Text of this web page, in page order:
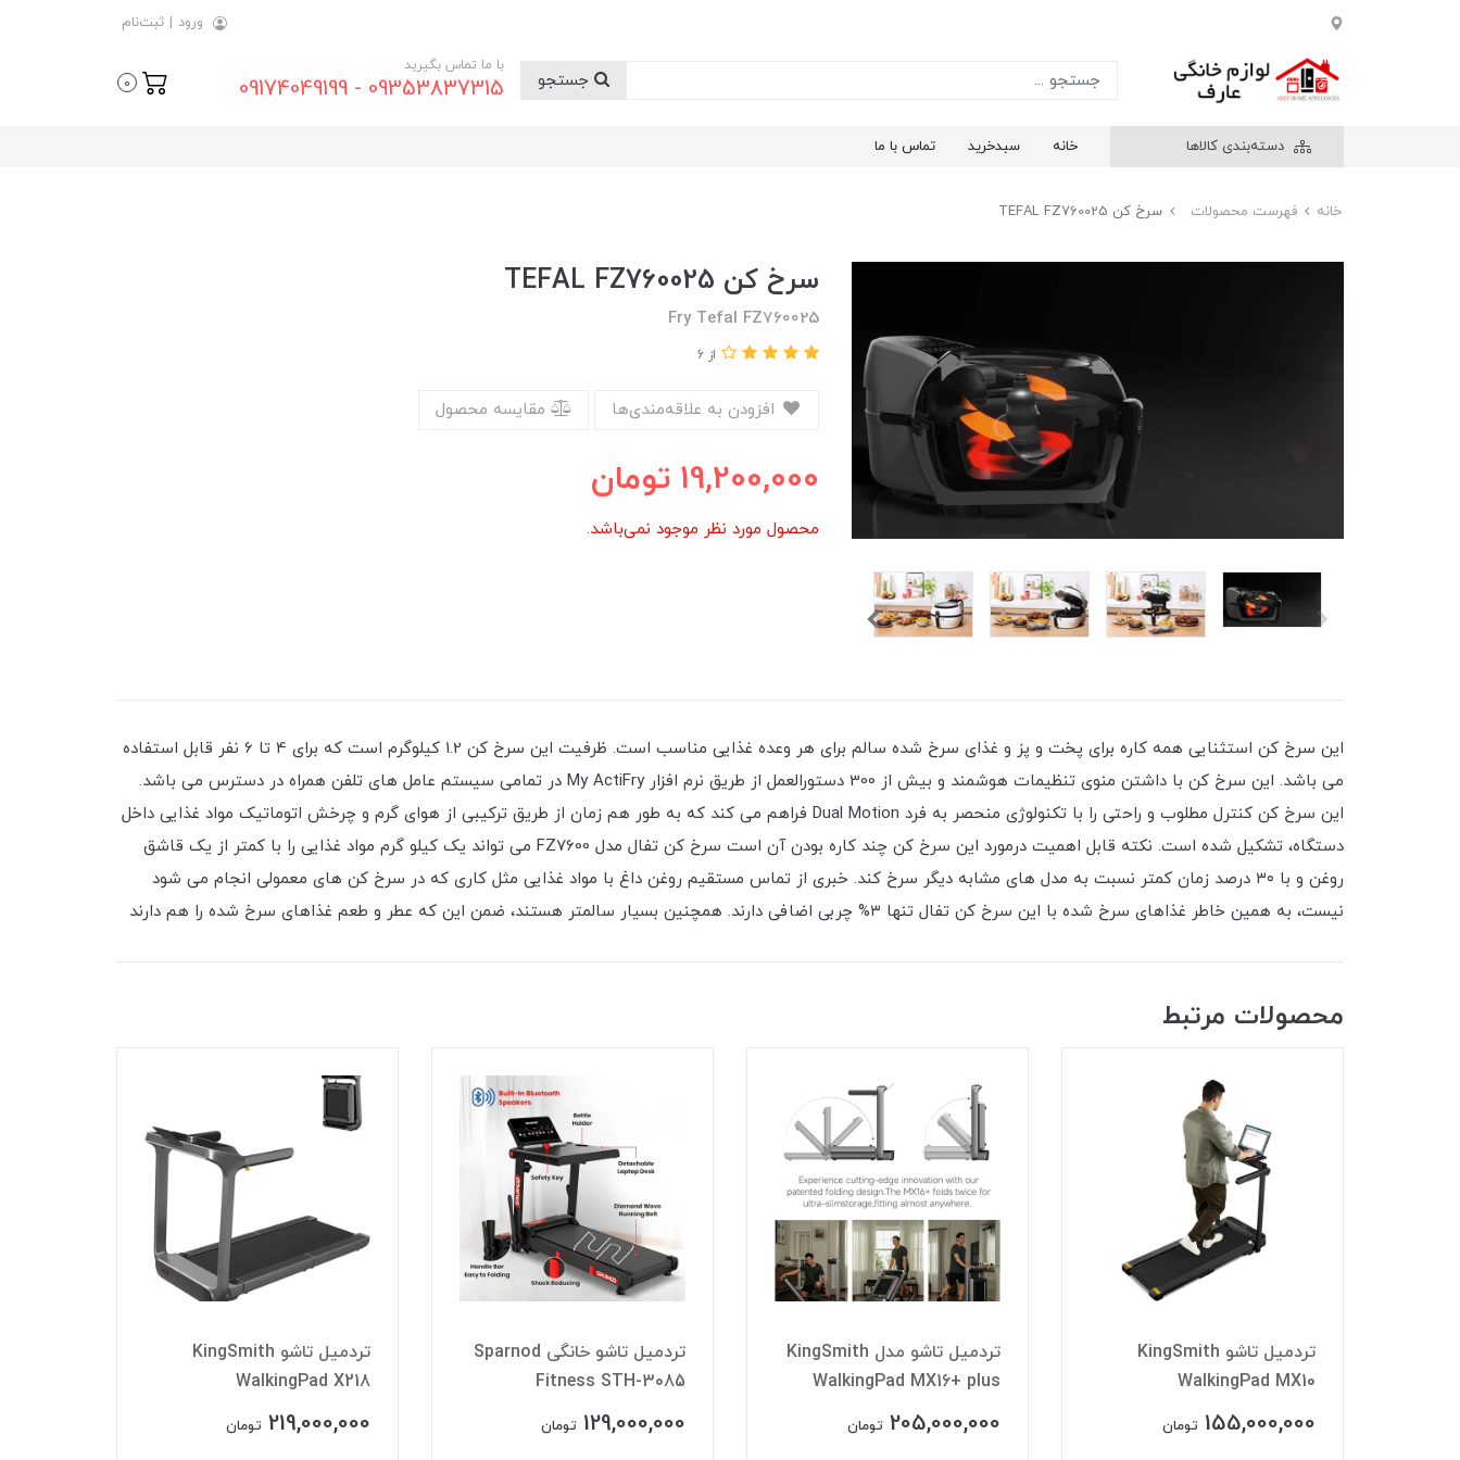
ورود | ثبت‌نام
با ما تماس بگیرید
09353837315 - 09174049199
0
دسته‌بندی کالاها خانه سبدخرید تماس با ما
خانه فهرست محصولات سرخ کن TEFAL FZ760025
سرخ کن TEFAL FZ760025
Fry Tefal FZ760025
از 6
مقایسه محصول
19,200,000 تومان
محصول مورد نظر موجود نمی‌باشد.
این سرخ کن استثنایی همه کاره برای پخت و پز و غذای سرخ شده سالم برای هر وعده غذایی مناسب است. ظرفیت این سرخ کن 1.2 کیلوگرم است که برای 4 تا 6 نفر قابل استفاده
می باشد. این سرخ کن با داشتن منوی تنظیمات هوشمند و بیش از 300 دستورالعمل از طریق نرم افزار My ActiFry در تمامی سیستم عامل های تلفن همراه در دسترس می باشد.
این سرخ کن کنترل مطلوب و راحتی را با تکنولوژی منحصر به فرد Dual Motion فراهم می کند که به طور هم زمان از طریق ترکیبی از هوای گرم و چرخش اتوماتیک مواد غذایی داخل
دستگاه، تشکیل شده است. نکته قابل اهمیت درمورد این سرخ کن چند کاره بودن آن است سرخ کن تفال مدل FZ7600 می تواند یک کیلو گرم مواد غذایی را با کمتر از یک قاشق
روغن و با ۳۰ درصد زمان کمتر نسبت به مدل های مشابه دیگر سرخ کند. خبری از تماس مستقیم روغن داغ با مواد غذایی مثل کاری که در سرخ کن های معمولی انجام می شود
نیست، به همین خاطر غذاهای سرخ شده با این سرخ کن تفال تنها ۳% چربی اضافی دارند. همچنین بسیار سالمتر هستند، ضمن این که عطر و طعم غذاهای سرخ شده را هم دارند
محصولات مرتبط
تردمیل تاشو KingSmith
WalkingPad MX10
155,000,000 تومان
تردمیل تاشو مدل KingSmith
WalkingPad MX16+ plus
205,000,000 تومان
تردمیل تاشو خانگی Sparnod
Fitness STH-3085
129,000,000 تومان
تردمیل تاشو KingSmith
WalkingPad X218
219,000,000 تومان